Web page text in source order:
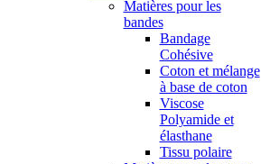
Matières pour les
bandes
Bandage
Cohésive
Coton et mélange
à base de coton
Viscose
Polyamide et
élasthane
Tissu polaire